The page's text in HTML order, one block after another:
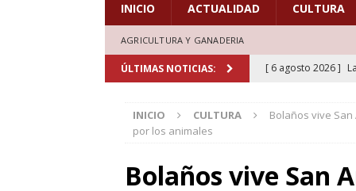
INICIO ACTUALIDAD CULTURA
AGRICULTURA Y GANADERIA
ÚLTIMAS NOTICIAS: [ 6 agosto 2026 ]
[ 6 agosto 2026 ]
[ 5 agosto 2026 ]
INICIO CULTURA
Bolaños vive
por los animales
Bolaños vive San